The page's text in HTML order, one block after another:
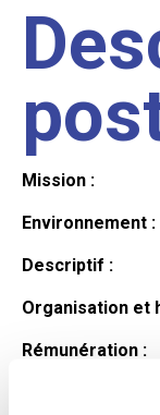
Mission :
Environnement :
Descriptif :
Organisation et
Rémunération :